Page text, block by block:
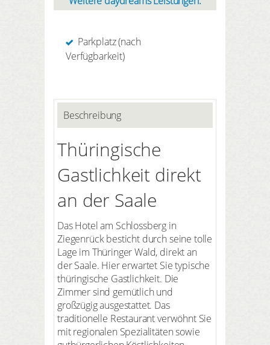
Parkplatz (nach
Verfügbarkeit)
Beschreibung
Thüringische
Gastlichkeit direkt
an der Saale
Das Hotel am Schlossberg in
Ziegenrück besticht durch seine tolle
Lage im Thüringer Wald, direkt an
der Saale. Hier erwartet Sie typische
thüringische Gastlichkeit. Die
Zimmer sind gemütlich und
großzügig ausgestattet. Das
traditionelle Restaurant verwöhnt Sie
mit regionalen Spezialitäten sowie